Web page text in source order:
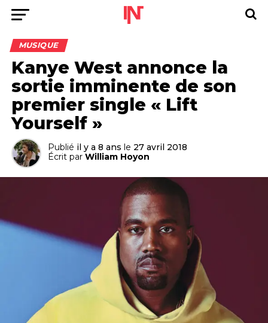
MUSIQUE
Kanye West annonce la
sortie imminente de son
premier single « Lift
Yourself »
Publié il y a 8 ans le 27 avril 2018
Écrit par William Hoyon